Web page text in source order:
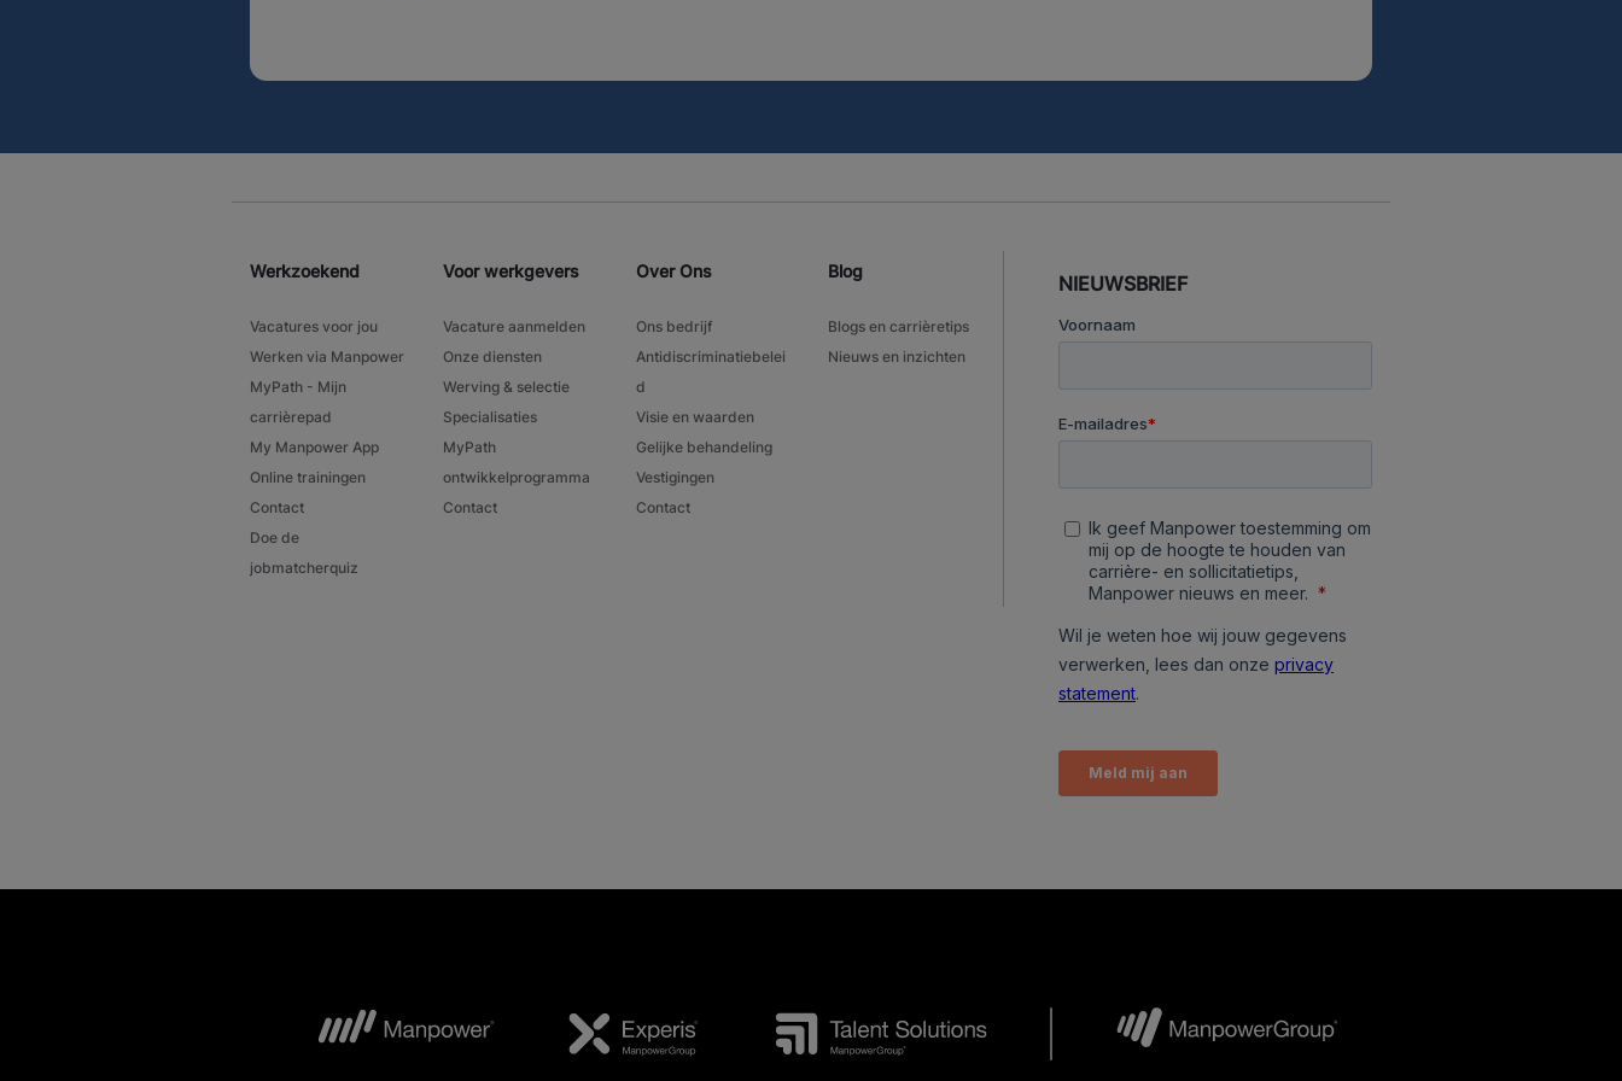
Werkzoekend
Vacatures voor jou
Werken via Manpower
MyPath - Mijn
carrièrepad
My Manpower App
Online trainingen
Contact
Doe de
jobmatcherquiz
Voor werkgevers
Vacature aanmelden
Onze diensten
Werving & selectie
Specialisaties
MyPath
ontwikkelprogramma
Contact
Over Ons
Ons bedrijf
Antidiscriminatiebelei
d
Visie en waarden
Gelijke behandeling
Vestigingen
Contact
Blog
Blogs en carrièretips
Nieuws en inzichten
NIEUWSBRIEF